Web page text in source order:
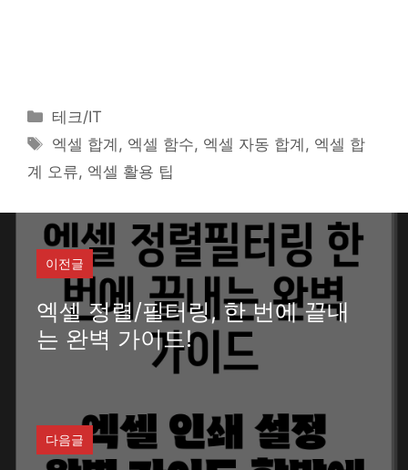
카
테
리
테크/IT
태
그
엑셀 합계, 엑셀 함수, 엑셀 자동 합계, 엑셀 합
계 오류, 엑셀 활용 팁
이전글
엑셀 정렬/필터링, 한 번에 끝내
는 완벽 가이드!
다음글